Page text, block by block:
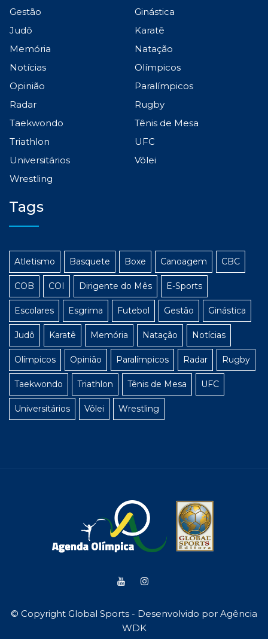
Gestão
Ginástica
Judô
Karatê
Memória
Natação
Notícias
Olímpicos
Opinião
Paralímpicos
Radar
Rugby
Taekwondo
Tênis de Mesa
Triathlon
UFC
Universitários
Vôlei
Wrestling
Tags
Atletismo Basquete Boxe Canoagem CBC
COB COI Dirigente do Mês E-Sports
Escolares Esgrima Futebol Gestão Ginástica
Judô Karatê Memória Natação Notícias
Olímpicos Opinião Paralímpicos Radar Rugby
Taekwondo Triathlon Tênis de Mesa UFC
Universitários Vôlei Wrestling
© Copyright Global Sports - Desenvolvido por Agência
WDK